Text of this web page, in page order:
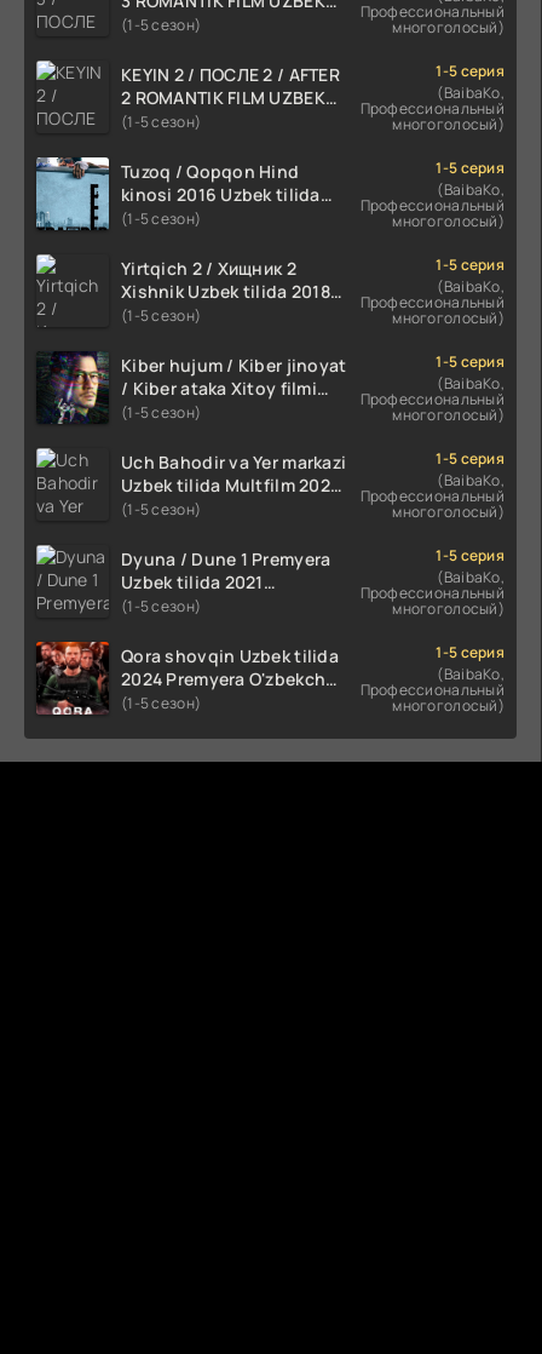
TILIDA 2021 TARJIMA FILM
(1-5 сезон)
Профессиональный
многоголосый)
KEYIN 2 / ПОСЛЕ 2 / AFTER
2 ROMANTIK FILM UZBEK
TILIDA 2020 TARJIMA FILM
(1-5 сезон)
1-5 серия
(BaibaKo,
Профессиональный
многоголосый)
Tuzoq / Qopqon Hind
kinosi 2016 Uzbek tilida
tarjima film HD
(1-5 сезон)
1-5 серия
(BaibaKo,
Профессиональный
многоголосый)
Yirtqich 2 / Хищник 2
Xishnik Uzbek tilida 2018-
2024 O'zbekcha tarjima
(1-5 сезон)
1-5 серия
(BaibaKo,
Профессиональный
многоголосый)
Kiber hujum / Kiber jinoyat
/ Kiber ataka Xitoy filmi
Uzbek tilida O'zbekcha
HD skachat
(1-5 сезон)
1-5 серия
(BaibaKo,
Профессиональный
многоголосый)
Uch Bahodir va Yer markazi
Uzbek tilida Multfilm 2025
tarjima HD skachat
(1-5 сезон)
1-5 серия
(BaibaKo,
Профессиональный
многоголосый)
Dyuna / Dune 1 Premyera
Uzbek tilida 2021
O'zbekcha tarjima kino HD
(1-5 сезон)
1-5 серия
(BaibaKo,
Профессиональный
многоголосый)
Qora shovqin Uzbek tilida
2024 Premyera O'zbekcha
tarjima kino HD skachat
(1-5 сезон)
1-5 серия
(BaibaKo,
Профессиональный
многоголосый)